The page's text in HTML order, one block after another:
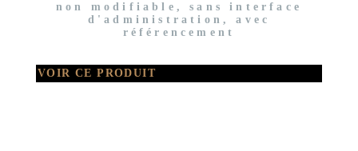
non modifiable, sans interface
d'administration, avec
référencement
VOIR CE PRODUIT